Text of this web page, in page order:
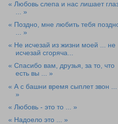
« Любовь слепа и нас лишает
... »
« Поздно, мне любить тебя
... »
« Не исчезай из жизни моей ... не
исчезай сгоряча...
« Спасибо вам, друзья, за то, что
есть вы ... »
« А с башни время сыплет звон ...
»
« Любовь - это то ... »
« Надоело это ... »